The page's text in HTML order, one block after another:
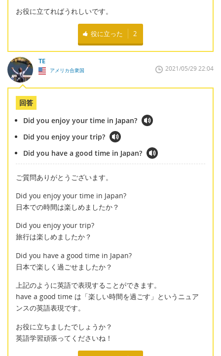
お役に立てればうれしいです。
役に立った 2
TE
アメリカ合衆国 2021/05/29 22:04
回答
Did you enjoy your time in Japan?
Did you enjoy your trip?
Did you have a good time in Japan?
ご質問ありがとうございます。
Did you enjoy your time in Japan?
日本での時間は楽しめましたか？
Did you enjoy your trip?
旅行は楽しめましたか？
Did you have a good time in Japan?
日本で楽しく過ごせましたか？
上記のように英語で表現することができます。
have a good time は「楽しい時間を過ごす」というニュア
ンスの英語表現です。
お役に立ちましたでしょうか？
英語学習頑張ってくださいね！